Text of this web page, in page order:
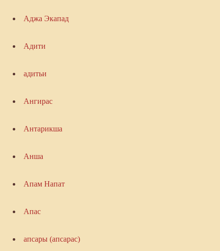
Аджа Экапад
Адити
адитьи
Ангирас
Антарикша
Анша
Апам Напат
Апас
апсары (апсарас)